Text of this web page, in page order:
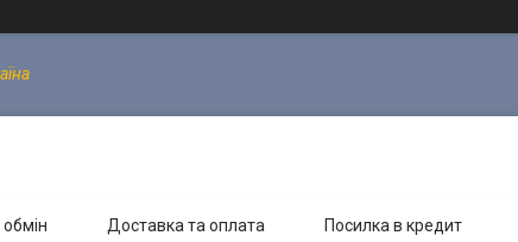
Доставка та оплата Посилка в кредит